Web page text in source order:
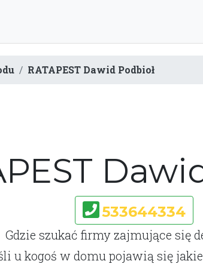
RATAPEST Dawid Podbioł
533644334
Gdzie szukać firmy zajmujące się
u kogoś w domu pojawią się